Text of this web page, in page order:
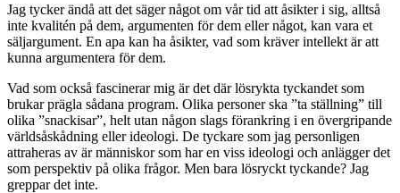
Jag tycker ändå att det säger något om vår tid att åsikter i sig, alltså
inte kvalitén på dem, argumenten för dem eller något, kan vara et
säljargument. En apa kan ha åsikter, vad som kräver intellekt är att
kunna argumentera för dem.
Vad som också fascinerar mig är det där lösrykta tyckandet som
brukar prägla sådana program. Olika personer ska ”ta ställning” till
olika ”snackisar”, helt utan någon slags förankring i en övergripande
världsåskådning eller ideologi. De tyckare som jag personligen
attraheras av är människor som har en viss ideologi och anlägger det
som perspektiv på olika frågor. Men bara lösryckt tyckande? Jag
greppar det inte.